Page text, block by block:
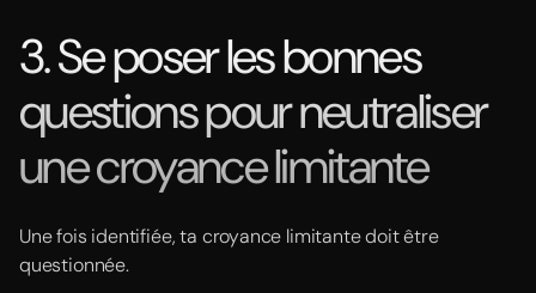
3. Se poser les bonnes
questions pour neutraliser
une croyance limitante
Une fois identifiée, ta croyance limitante doit être
questionnée.